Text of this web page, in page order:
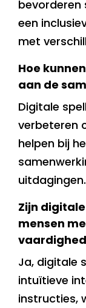
bevorderen
een
met
Hoe
aan de
Digitale
verbeteren
helpen bij
uitdagingen.
Zijn
mensen
Ja, digitale
intuïtieve
instructies,